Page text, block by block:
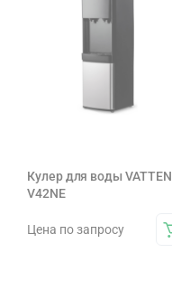
Кулер для воды VATTEN
V42NE
Цена по запросу